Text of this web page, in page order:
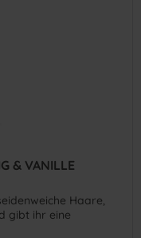
& VANILLE
Haare,
gibt ihr eine